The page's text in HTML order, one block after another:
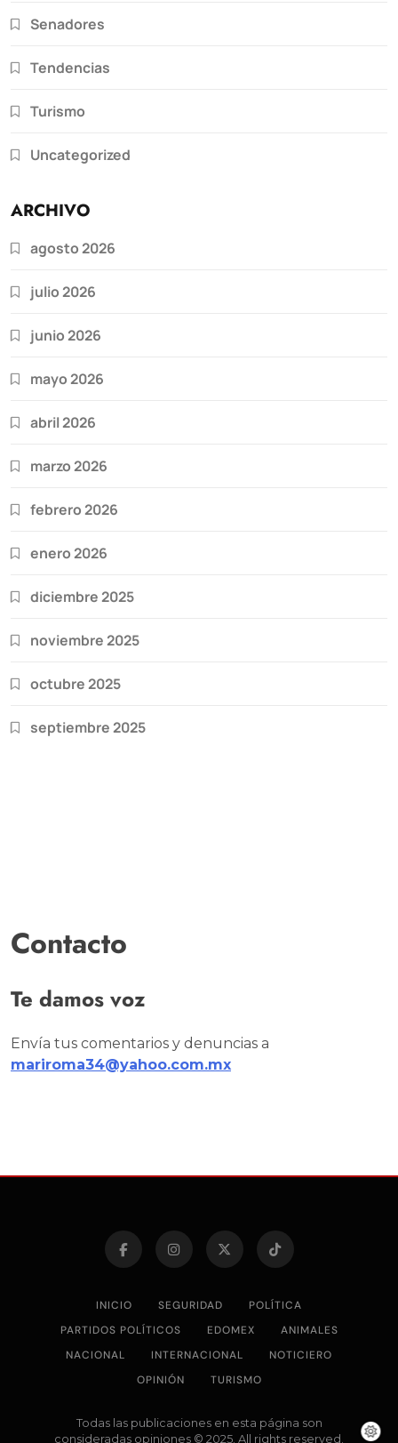
Senadores
Tendencias
Turismo
Uncategorized
ARCHIVO
agosto 2026
julio 2026
junio 2026
mayo 2026
abril 2026
marzo 2026
febrero 2026
enero 2026
diciembre 2025
noviembre 2025
octubre 2025
septiembre 2025
Contacto
Te damos voz
Envía tus comentarios y denuncias a
mariroma34@yahoo.com.mx
INICIO SEGURIDAD
POLÍTICA
PARTIDOS POLÍTICOS
EDOMEX
ANIMALES
NACIONAL
INTERNACIONAL
NOTICIERO
OPINIÓN
TURISMO
Todas las publicaciones en esta página son
consideradas opiniones © 2025. All rights reserved.